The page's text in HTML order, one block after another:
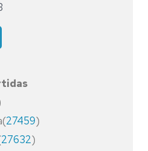
27459)
27632)